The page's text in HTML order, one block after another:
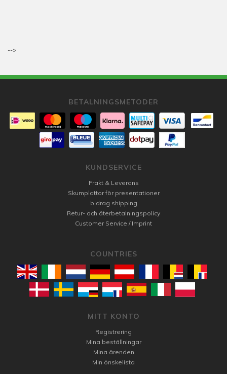
-->
BETALNINGSMETODER
KUNDSERVICE
Frakt & Leverans
Skumplattor för presentationer
bidrag shipping
Retur- och återbetalningspolicy
Customer Service / Imprint
COUNTRIES
MITT KONTO
Registrering
Mina beställningar
Mina ärenden
Min önskelista